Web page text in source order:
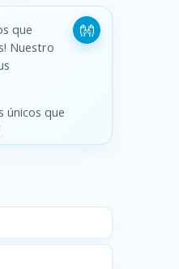
que
Nuestro
únicos que
por